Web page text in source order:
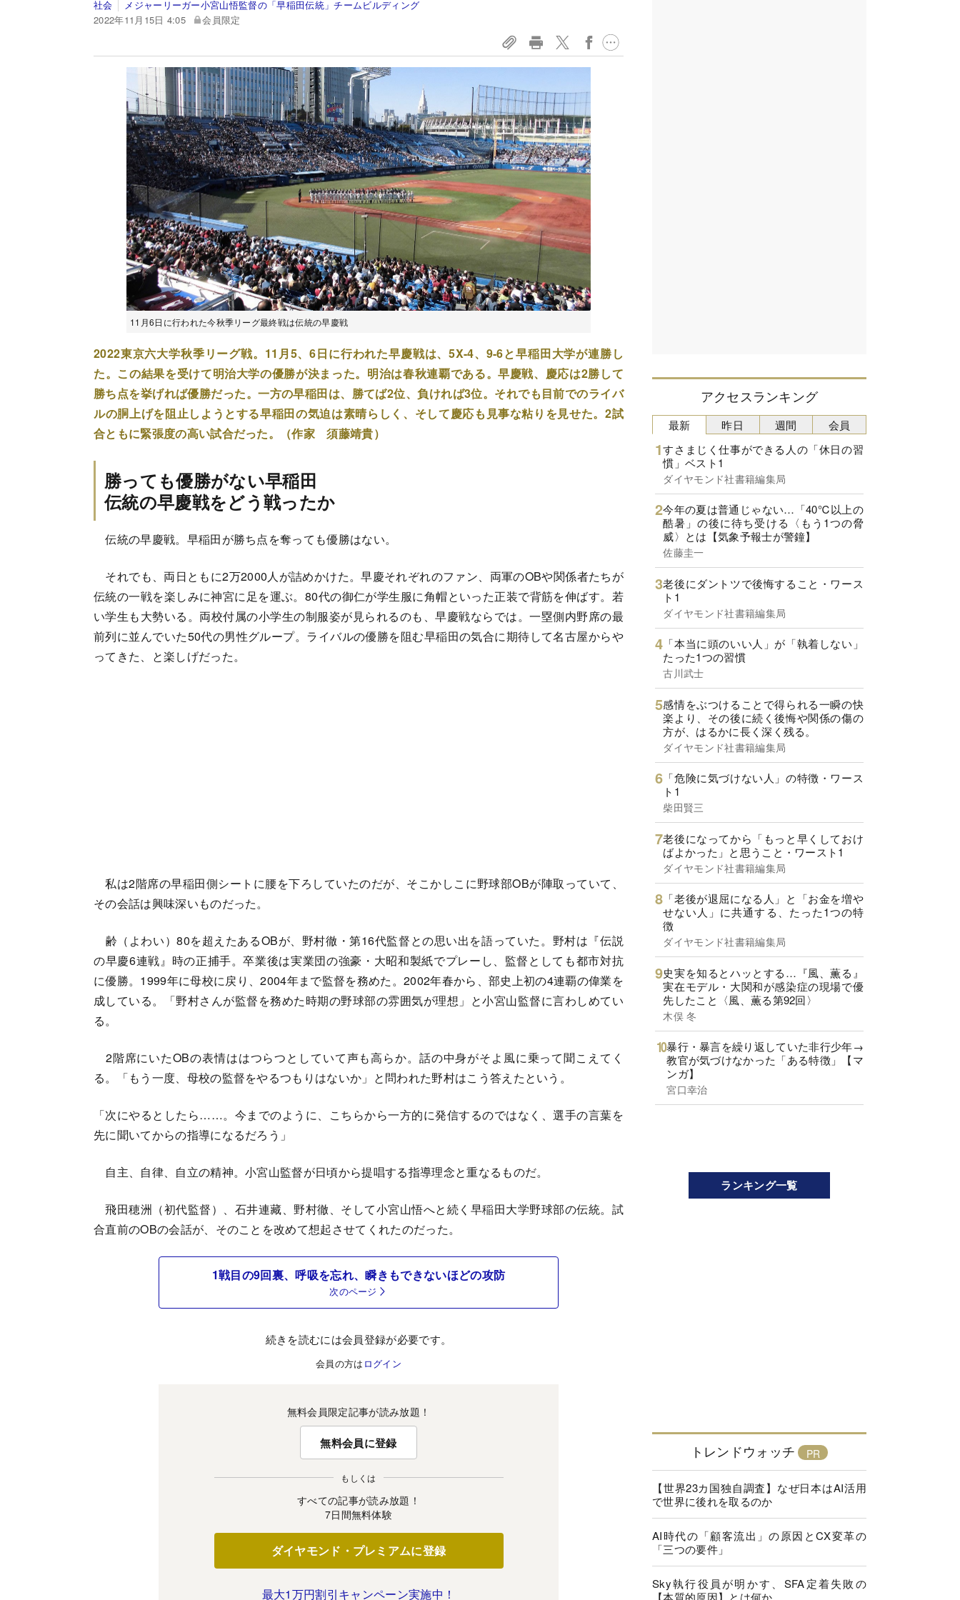
社会
メジャーリーガー小宮山悟監督の「早稲田伝統」チームビルディング
2022年11月15日 4:05
会員限定
11月6日に行われた今秋季リーグ最終戦は伝統の早慶戦
2022東京六大学秋季リーグ戦。11月5、6日に行われた早慶戦は、5X-4、9-6と早稲田大学が連勝し
た。この結果を受けて明治大学の優勝が決まった。明治は春秋連覇である。早慶戦、慶応は2勝して
勝ち点を挙げれば優勝だった。一方の早稲田は、勝てば2位、負ければ3位。それでも目前でのライバ
ルの胴上げを阻止しようとする早稲田の気迫は素晴らしく、そして慶応も見事な粘りを見せた。2試
合ともに緊張度の高い試合だった。（作家 須藤靖貴）
勝っても優勝がない早稲田
伝統の早慶戦をどう戦ったか
伝統の早慶戦。早稲田が勝ち点を奪っても優勝はない。
それでも、両日ともに2万2000人が詰めかけた。早慶それぞれのファン、両軍のOBや関係者たちが
伝統の一戦を楽しみに神宮に足を運ぶ。80代の御仁が学生服に角帽といった正装で背筋を伸ばす。若
い学生も大勢いる。両校付属の小学生の制服姿が見られるのも、早慶戦ならでは。一塁側内野席の最
前列に並んでいた50代の男性グループ。ライバルの優勝を阻む早稲田の気合に期待して名古屋からや
ってきた、と楽しげだった。
私は2階席の早稲田側シートに腰を下ろしていたのだが、そこかしこに野球部OBが陣取っていて、
その会話は興味深いものだった。
齢（よわい）80を超えたあるOBが、野村徹・第16代監督との思い出を語っていた。野村は『伝説
の早慶6連戦』時の正捕手。卒業後は実業団の強豪・大昭和製紙でプレーし、監督としても都市対抗
に優勝。1999年に母校に戻り、2004年まで監督を務めた。2002年春から、部史上初の4連覇の偉業を
成している。「野村さんが監督を務めた時期の野球部の雰囲気が理想」と小宮山監督に言わしめてい
る。
2階席にいたOBの表情ははつらつとしていて声も高らか。話の中身がそよ風に乗って聞こえてく
る。「もう一度、母校の監督をやるつもりはないか」と問われた野村はこう答えたという。
「次にやるとしたら……。今までのように、こちらから一方的に発信するのではなく、選手の言葉を
先に聞いてからの指導になるだろう」
自主、自律、自立の精神。小宮山監督が日頃から提唱する指導理念と重なるものだ。
飛田穂洲（初代監督）、石井連藏、野村徹、そして小宮山悟へと続く早稲田大学野球部の伝統。試
合直前のOBの会話が、そのことを改めて想起させてくれたのだった。
1戦目の9回裏、呼吸を忘れ、瞬きもできないほどの攻防
次のページ
続きを読むには会員登録が必要です。
会員の方は ログイン
無料会員限定記事が読み放題！
無料会員に登録
もしくは
すべての記事が読み放題！
7日間無料体験
ダイヤモンド・プレミアムに登録
最大1万円割引キャンペーン実施中！
アクセスランキング
最新
すさまじく仕事ができる人の「休日の習
慣」ベスト1
ダイヤモンド社書籍編集局
今年の夏は普通じゃない…「40℃以上の
酷暑」の後に待ち受ける〈もう1つの脅
威〉とは【気象予報士が警鐘】
佐藤圭一
老後にダントツで後悔すること・ワース
ト1
ダイヤモンド社書籍編集局
「本当に頭のいい人」が「執着しない」
たった1つの習慣
古川武士
感情をぶつけることで得られる一瞬の快
楽より、その後に続く後悔や関係の傷の
方が、はるかに長く深く残る。
ダイヤモンド社書籍編集局
「危険に気づけない人」の特徴・ワース
ト1
柴田賢三
老後になってから「もっと早くしておけ
ばよかった」と思うこと・ワースト1
ダイヤモンド社書籍編集局
「老後が退屈になる人」と「お金を増や
せない人」に共通する、たった1つの特
徴
ダイヤモンド社書籍編集局
史実を知るとハッとする…『風、薫る』
実在モデル・大関和が感染症の現場で優
先したこと〈風、薫る第92回〉
木俣 冬
暴行・暴言を繰り返していた非行少年→
教官が気づけなかった「ある特徴」【マ
ンガ】
宮口幸治
昨日 週間 会員
ランキング一覧
トレンドウォッチ
【世界23カ国独自調査】なぜ日本はAI活用
で世界に後れを取るのか
AI時代の「顧客流出」の原因とCX変革の
「三つの要件」
Sky執行役員が明かす、SFA定着失敗の
【本質的原因】とは何か